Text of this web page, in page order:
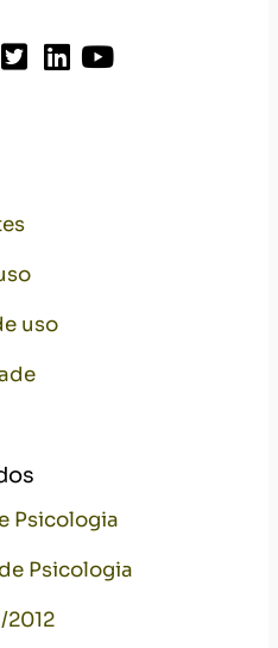
uso
Psicologia
Psicologia
2012